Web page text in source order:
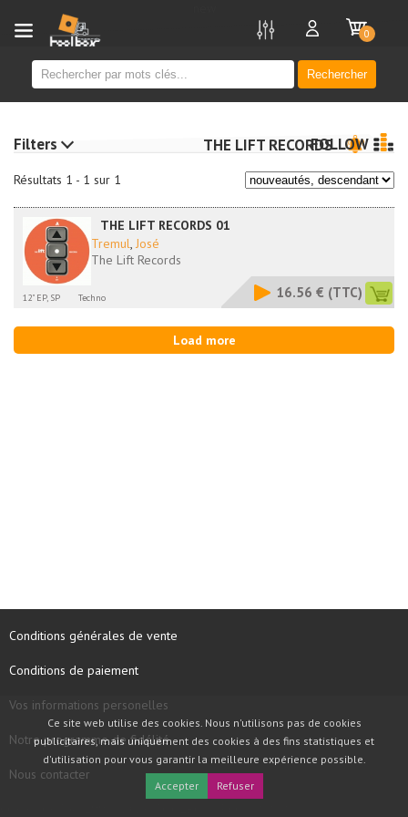
Rechercher
0
Résultats 1 - 1 sur 1
THE LIFT RECORDSFOLLOW
THE LIFT RECORDS 01
Tremul, José
The Lift Records
12" EP, SP Techno 16.56 € (TTC)
Load more
Filters
Conditions générales de vente
Conditions de paiement
Vos informations personelles
Notre programme de fidélité
Nous contacter
Ce site web utilise des cookies. Nous n'utilisons pas de cookies
publicitaires, mais uniquement des cookies à des fins statistiques et
d'utilisation pour vous garantir la meilleure expérience possible.
Accepter
Refuser